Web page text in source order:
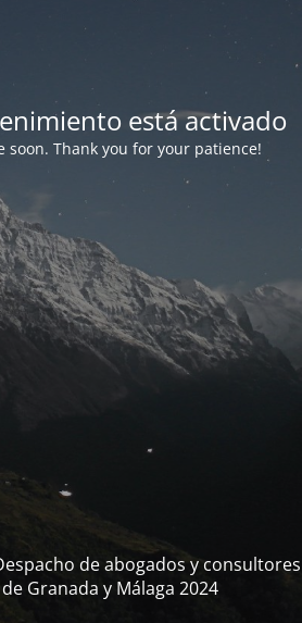
está activado
soon. Thank you for your patience!
de abogados y consultores
Granada y Málaga 2024